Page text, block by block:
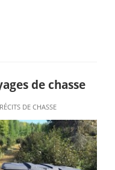
de chasse
RÉCITS DE CHASSE